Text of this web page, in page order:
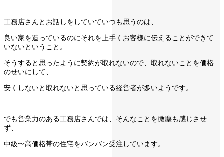
工務店さんとお話しをしていていつも思うのは、
良い家を造っているのにそれを上手くお客様に伝えることができて
いないということ。
そうすると思ったように契約が取れないので、取れないことを価格
のせいにして、
安くしないと取れないと思っている経営者が多いようです。
でも営業力のある工務店さんでは、そんなことを微塵も感じさせ
ず、
中級〜高価格帯の住宅をバンバン受注しています。